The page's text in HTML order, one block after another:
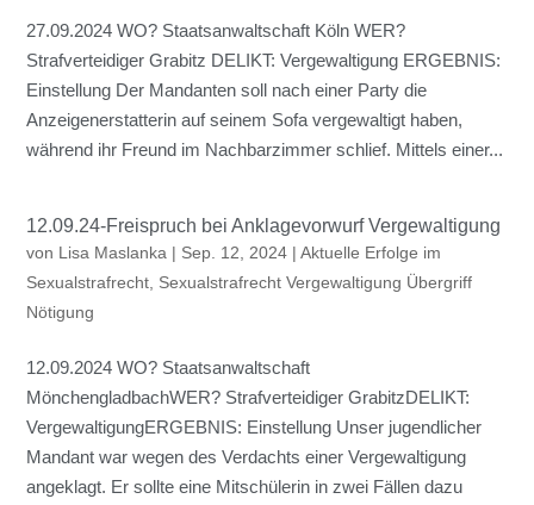
27.09.2024 WO? Staatsanwaltschaft Köln WER?
Strafverteidiger Grabitz DELIKT: Vergewaltigung ERGEBNIS:
Einstellung Der Mandanten soll nach einer Party die
Anzeigenerstatterin auf seinem Sofa vergewaltigt haben,
während ihr Freund im Nachbarzimmer schlief. Mittels einer...
12.09.24-Freispruch bei Anklagevorwurf Vergewaltigung
von Lisa Maslanka | Sep. 12, 2024 |Aktuelle Erfolge im
Sexualstrafrecht Sexualstrafrecht Vergewaltigung Übergriff
Nötigung
12.09.2024 WO? Staatsanwaltschaft
MönchengladbachWER? Strafverteidiger GrabitzDELIKT:
VergewaltigungERGEBNIS: Einstellung Unser jugendlicher
Mandant war wegen des Verdachts einer Vergewaltigung
angeklagt. Er sollte eine Mitschülerin in zwei Fällen dazu